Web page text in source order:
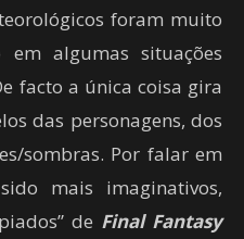
foram muito
algumas situações
facto a única coisa gira
das personagens, dos
sombras. Por falar em
mais imaginativos,
de Final Fantasy